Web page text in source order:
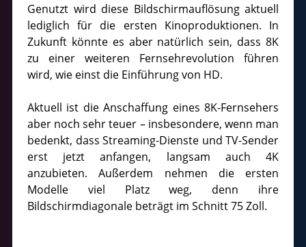
Genutzt wird diese Bildschirmauflösung aktuell
lediglich für die ersten Kinoproduktionen. In
Zukunft könnte es aber natürlich sein, dass 8K
zu einer weiteren Fernsehrevolution führen
wird, wie einst die Einführung von HD.
Aktuell ist die Anschaffung eines 8K-Fernsehers
aber noch sehr teuer – insbesondere, wenn man
bedenkt, dass Streaming-Dienste und TV-Sender
erst jetzt anfangen, langsam auch 4K
anzubieten. Außerdem nehmen die ersten
Modelle viel Platz weg, denn ihre
Bildschirmdiagonale beträgt im Schnitt 75 Zoll.